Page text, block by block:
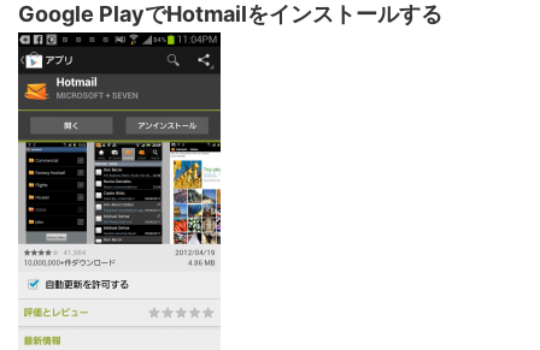
Google PlayでHotmailをインストールする